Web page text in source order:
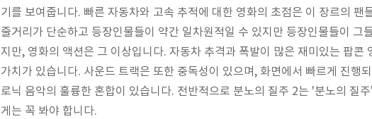
기를 보여줍니다. 빠른 자동차와 고속 추적에 대한 영화의 초점은 이 장르의 팬
줄거리가 단순하고 등장인물들이 약간 일차원적일 수 있지만 등장인물들이 그
지만, 영화의 액션은 그 이상입니다. 자동차 추격과 폭발이 많은 재미있는 팝콘
가치가 있습니다. 사운드 트랙은 또한 중독성이 있으며, 화면에서 빠르게 진행
로닉 음악의 훌륭한 혼합이 있습니다. 전반적으로 분노의 질주 2는 '분노의 질
게는 꼭 봐야 합니다.